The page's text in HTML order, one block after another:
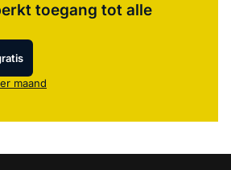
toegang tot alle
maand